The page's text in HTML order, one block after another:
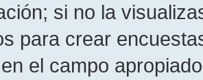
si no la
para crear
el campo